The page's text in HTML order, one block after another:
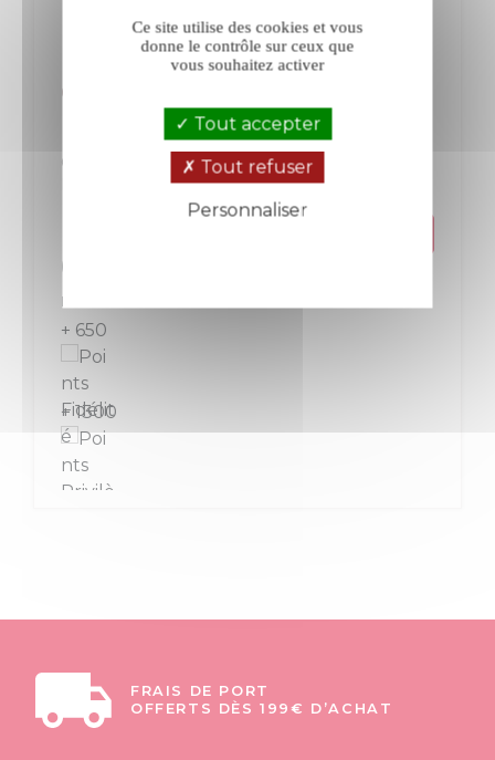
Clos de Tart rouge 2018
Clos de Tart
Bourgogne
Grand Cru
650,00 €
La bouteille de 75 cl
+ 650
+ 1300
FRAIS DE PORT
OFFERTS DÈS 199€ D’ACHAT
Ce site utilise des cookies et vous
donne le contrôle sur ceux que
vous souhaitez activer
Tout accepter
Tout refuser
Personnaliser